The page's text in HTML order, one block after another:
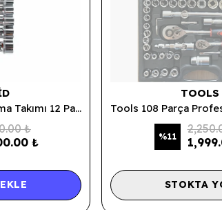
Solid SLD-1012 Lokma Takımı 12 Parça 1/2 5307
₺
₺
TOOLS
%11
STOKTA